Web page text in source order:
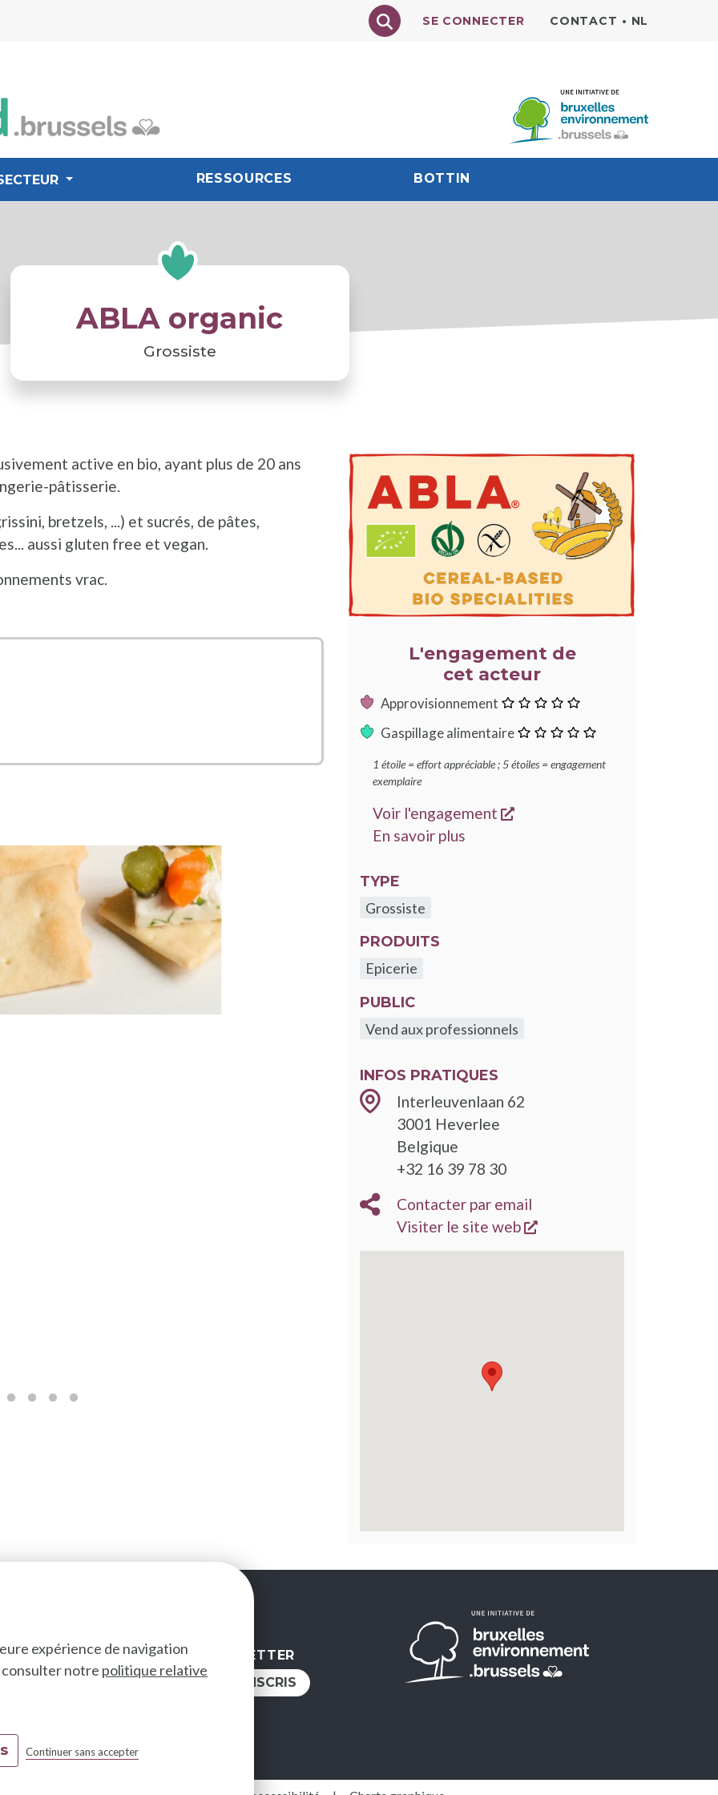
expérience de navigation
consulter notre politique relative
Continuer sans accepter
Texte à rechercher
SE CONNECTER CONTACT • NL
RESSOURCES BOTTIN
ABLA organic
Grossiste
active en bio, ayant plus de 20 ans
pâtisserie.
bretzels, ...) et sucrés, de pâtes,
aussi gluten free et vegan.
vrac.
une nouvelle fenêtre
ILLUSTRATION
PRINCIPALE
L'engagement de
cet acteur
Approvisionnement
étoile
Gaspillage alimentaire
étoile
1 étoile = effort appréciable ; 5 étoiles = engagement
exemplaire
Voir l'engagement
s'ouvre dans une nouvelle
En savoir plus
TYPE
Grossiste
PRODUITS
Epicerie
PUBLIC
Vend aux professionnels
INFOS PRATIQUES
Interleuvenlaan 62
3001 Heverlee
Belgique
+32 16 39 78 30
Contacter par email
Visiter le site web
s'ouvre dans une
NOUS
NEWSLETTER
JE M'INSCRIS